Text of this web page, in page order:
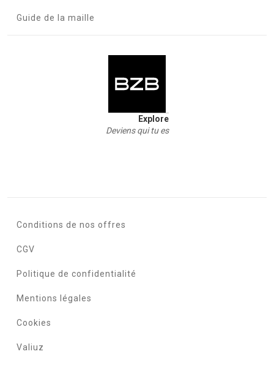
Guide de la maille
Explore
Deviens qui tu es
Conditions de nos offres
CGV
Politique de confidentialité
Mentions légales
Cookies
Valiuz